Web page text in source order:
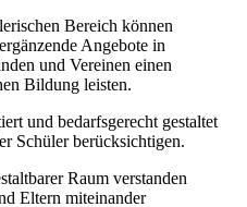
Bereich können
Angebote in
und Vereinen einen
Bildung leisten.
und bedarfsgerecht gestaltet
Schüler berücksichtigen.
Raum verstanden
Eltern miteinander